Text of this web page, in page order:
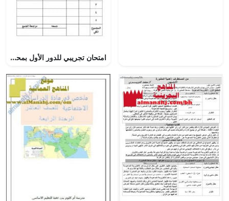
امتحان تجريبي للدور الأول بمحافظة الداخلية (تربية اسلامية) الثاني عشر